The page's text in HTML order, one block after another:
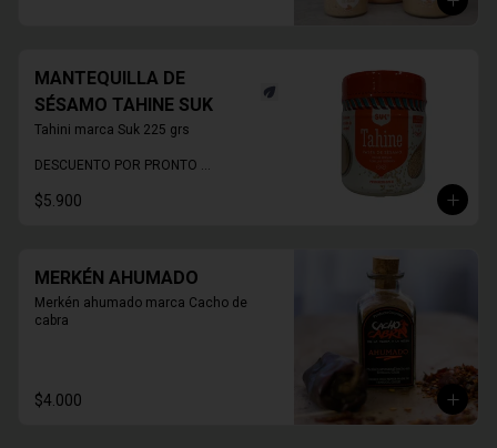
MANTEQUILLA DE
SÉSAMO TAHINE SUK
Tahini marca Suk 225 grs
DESCUENTO POR PRONTO
$5.900
MERKÉN AHUMADO
Merkén ahumado marca Cacho de
cabra
$4.000